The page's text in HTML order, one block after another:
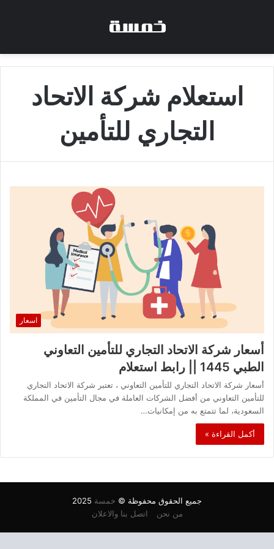
استعلام شركة الاتحاد
التجاري للتأمين
اسعار
أسعار شركة الاتحاد التجاري للتأمين التعاوني
الطبي 1445 || رابط استعلام
أسعار شركة الاتحاد التجاري للتأمين التعاوني ، تعتبر شركة الاتحاد التجاري
للتأمين التعاوني من أفضل الشركات العاملة في مجال التأمين في المملكة
السعودية، لما تتمتع به من إمكانيات…
أكمل القراءة »
جميع الحقوق محفوظة © خمسة
من نحن
اتصل بنا والاعلان